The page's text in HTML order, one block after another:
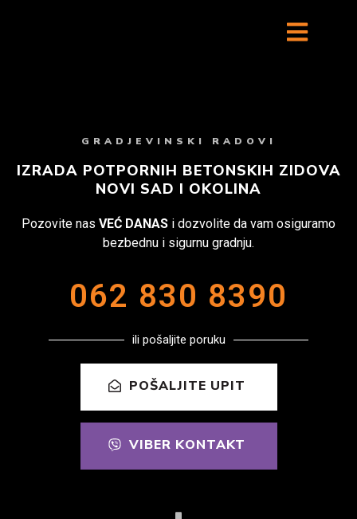
GRADJEVINSKI RADOVI
IZRADA POTPORNIH BETONSKIH ZIDOVA
NOVI SAD I OKOLINA
Pozovite nas VEĆ DANAS i dozvolite da vam osiguramo
bezbednu i sigurnu gradnju.
062 830 8390
ili pošaljite poruku
POŠALJITE UPIT
VIBER KONTAKT